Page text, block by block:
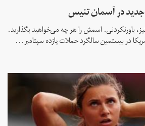
جدید در آسمان تنیس
باورنکردنی. اسمش را هر چه می‌خواهید بگذارید.
در بیستمین سالگرد حملات یازده سپتامبر...